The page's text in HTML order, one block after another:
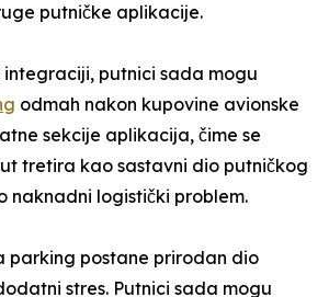
putničke aplikacije.
putnici sada mogu
odmah nakon kupovine avionske
sekcije aplikacija, čime se
tretira kao sastavni dio putničkog
naknadni logistički problem.
parking postane prirodan dio
stres. Putnici sada mogu